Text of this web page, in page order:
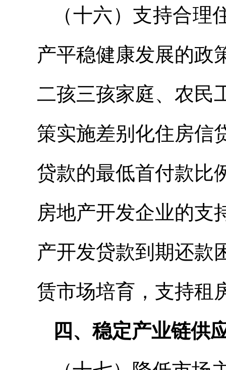
（十六）支持合
产平稳健康发展的政
二孩三孩家庭、农民
策实施差别化住房信
贷款的最低首付款比
房地产开发企业的支
产开发贷款到期还款
赁市场培育，支持租
四、稳定产业链供